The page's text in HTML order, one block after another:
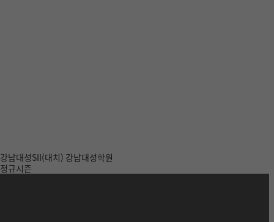
강남대성SII(대치) 강남대성학원
정규시즌